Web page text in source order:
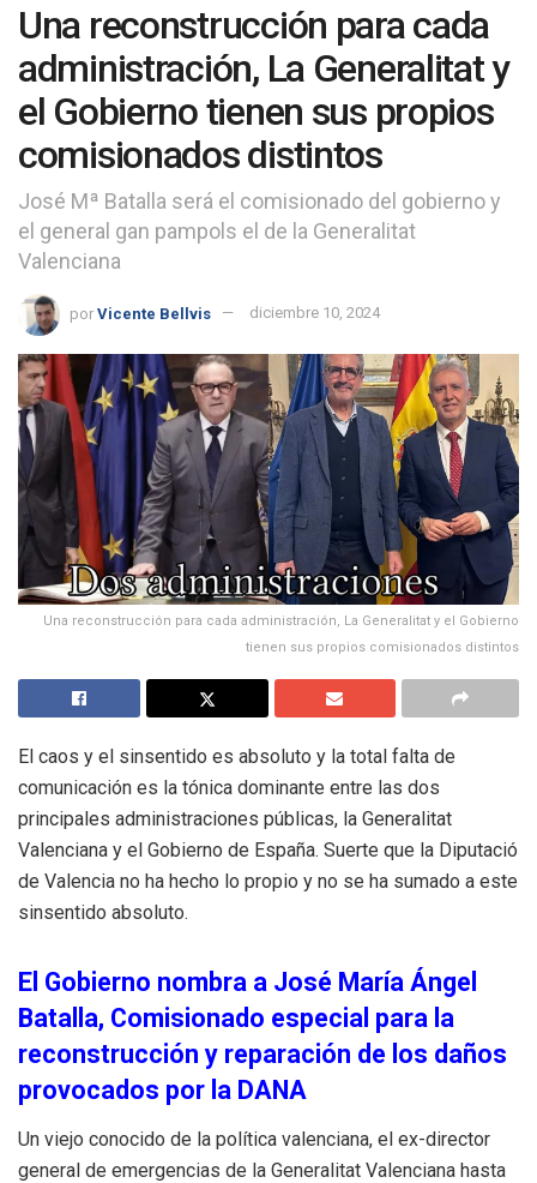
Una reconstrucción para cada
administración, La Generalitat y
el Gobierno tienen sus propios
comisionados distintos
José Mª Batalla será el comisionado del gobierno y
el general gan pampols el de la Generalitat
Valenciana
por Vicente Bellvis diciembre 10, 2024
Una reconstrucción para cada administración, La Generalitat y el Gobierno
tienen sus propios comisionados distintos
El caos y el sinsentido es absoluto y la total falta de
comunicación es la tónica dominante entre las dos
principales administraciones públicas, la Generalitat
Valenciana y el Gobierno de España. Suerte que la Diputació
de Valencia no ha hecho lo propio y no se ha sumado a este
sinsentido absoluto.
El Gobierno nombra a José María Ángel
Batalla, Comisionado especial para la
reconstrucción y reparación de los daños
provocados por la DANA
Un viejo conocido de la política valenciana, el ex-director
general de emergencias de la Generalitat Valenciana hasta